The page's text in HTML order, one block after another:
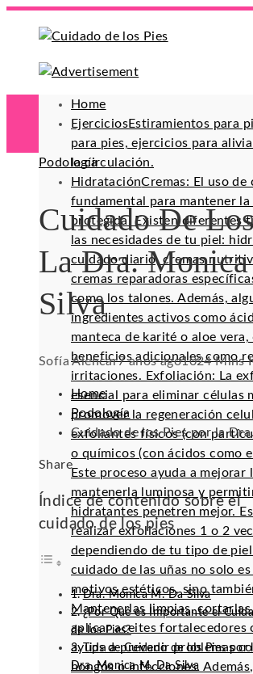
Home
EjerciciosEstiramientos para
para pies, ejercicios para
la circulación.
HidrataciónCremas: El uso de
fundamental para mantener
protegida. Existen diferentes
las necesidades de tu piel:
cuidado diario, cremas
cremas reparadoras
como los talones. Además,
ingredientes activos como
manteca de karité o aloe vera,
beneficios adicionales como
irritaciones. Exfoliación: La
esencial para eliminar células
promover la regeneración
exfoliantes físicos (con
o químicos (con ácidos como
Este proceso ayuda a mejorar
mantenerla luminosa y
hidratantes penetren mejor.
realizar exfoliaciones 1 o 2
dependiendo de tu tipo de
cuidado de las uñas no solo
motivos estéticos, sino
Mantenerlas limpias,
aplicar aceites fortalecedores
ayuda a prevenir problemas
hongos o infecciones.
Podología
Cuidado De
La Dra.
Silva
Sofía Alencar7 años ago1024 Mins
Home
Podología
Cuidado de los Pies por la
Facebook
Twitter
LinkedIn
Pinterest
Stumbleupon
Email
Share
Índice de contenido sobre el
cuidado de los pies
Dra. Monica M. Da Silva
¿Por Qué es Importante el
de los Pies?
Tips de Cuidado de los Pies por
Dra. Monica M. Da Silva